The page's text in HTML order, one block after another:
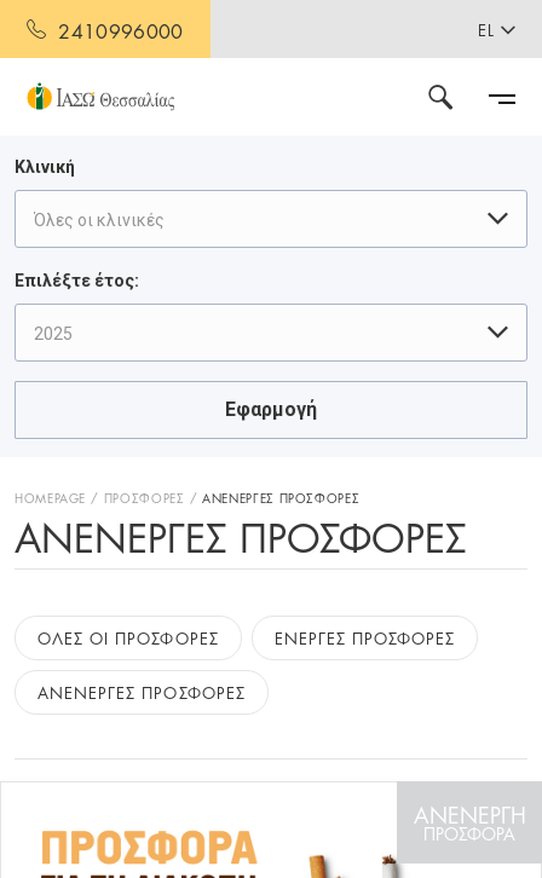
2410996000 EL
Κλινική
Όλες οι κλινικές
Επιλέξτε έτος:
2025
Εφαρμογή
HOMEPAGE ΠΡΟΣΦΟΡΕΣ ΑΝΕΝΕΡΓΕΣ ΠΡΟΣΦΟΡΕΣ
ΑΝΕΝΕΡΓΈΣ ΠΡΟΣΦΟΡΈΣ
ΟΛΕΣ ΟΙ ΠΡΟΣΦΟΡΕΣ ΕΝΕΡΓΕΣ ΠΡΟΣΦΟΡΕΣ
ΑΝΕΝΕΡΓΕΣ ΠΡΟΣΦΟΡΕΣ
ΑΝΕΝΕΡΓΗ
ΠΡΟΣΦΟΡΑ